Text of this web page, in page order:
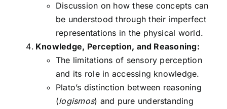
Discussion on how these concepts can
be understood through their imperfect
representations in the physical world.
Knowledge, Perception, and Reasoning:
The limitations of sensory perception
and its role in accessing knowledge.
Plato’s distinction between reasoning
(logismos) and pure understanding